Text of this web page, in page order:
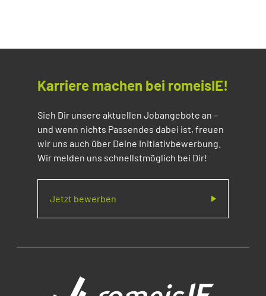
Karriere machen bei romeisIE!
Sieh Dir unsere aktuellen Jobangebote an –
und wenn nichts Passendes dabei ist, freuen
wir uns auch über Deine Initiativbewerbung.
Wir melden uns schnellstmöglich bei Dir!
Jetzt bewerben